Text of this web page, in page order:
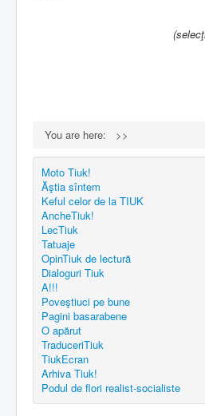
You are here: >>
Moto Tiuk!
Ăştia sîntem
Keful celor de la TIUK
AncheTiuk!
LecTiuk
Tatuaje
OpinTiuk de lectură
Dialoguri Tiuk
A!!!
Poveştiuci pe bune
Pagini basarabene
O apărut
TraduceriTiuk
TiukEcran
Arhiva Tiuk!
Podul de flori realist-socialiste